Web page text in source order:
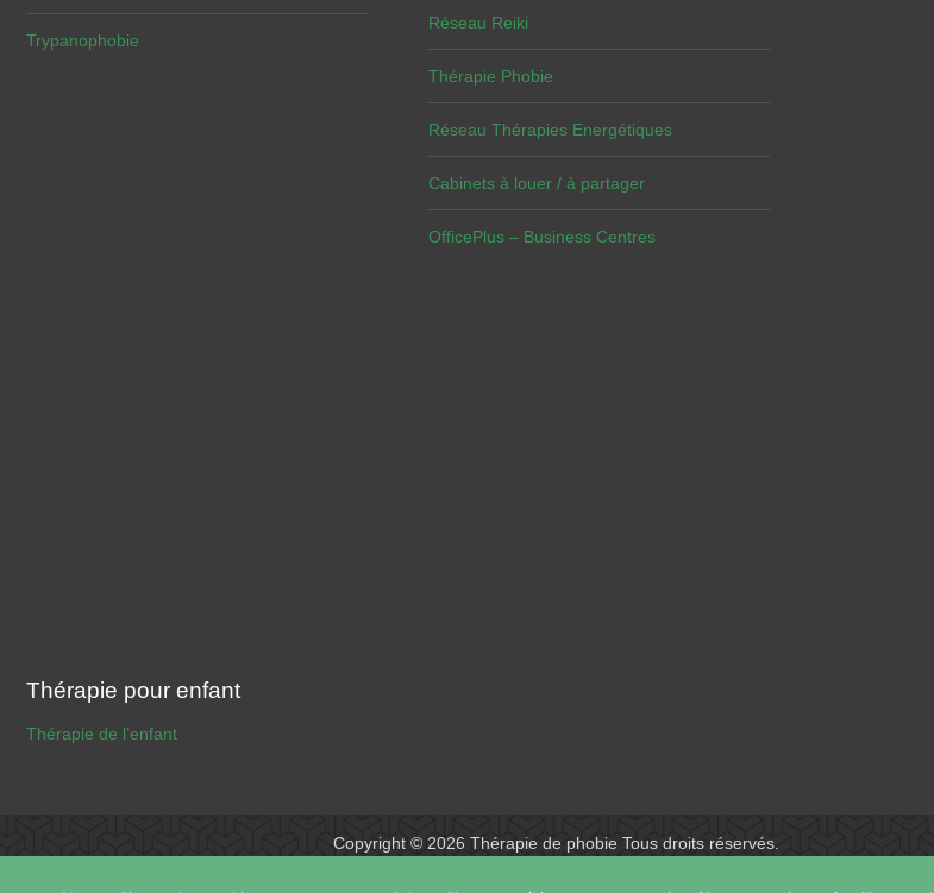
Trypanophobie
Réseau Reiki
Thérapie Phobie
Réseau Thérapies Energétiques
Cabinets à louer / à partager
OfficePlus – Business Centres
Thérapie pour enfant
Thérapie de l’enfant
Copyright © 2026 Thérapie de phobie Tous droits réservés.